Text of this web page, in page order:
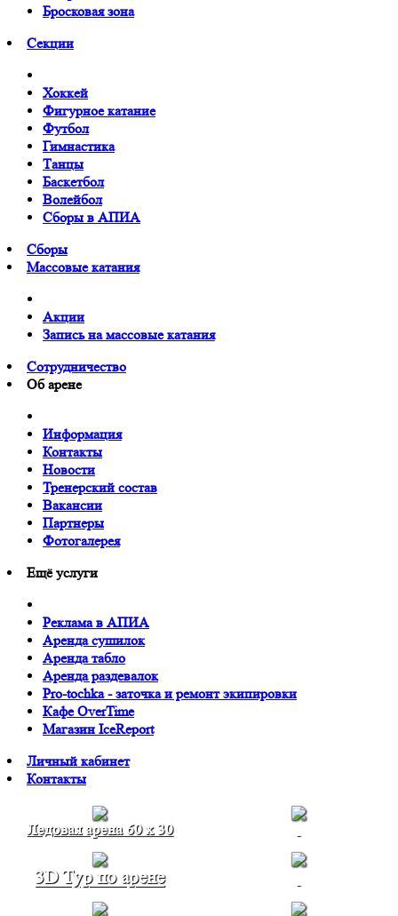
Бросковая зона
Cекции
Хоккей
Фигурное катание
Футбол
Гимнастика
Танцы
Баскетбол
Волейбол
Сборы в АПИА
Сборы
Массовые катания
Акции
Запись на массовые катания
Сотрудничество
Об арене
Информация
Контакты
Новости
Тренерский состав
Вакансии
Партнеры
Фотогалерея
Ещё услуги
Реклама в АПИА
Аренда сушилок
Аренда табло
Аренда раздевалок
Pro-tochka - заточка и ремонт экипировки
Кафе OverTime
Магазин IceReport
Личный кабинет
Контакты
Ледовая арена 60 х 30
3D Тур по арене